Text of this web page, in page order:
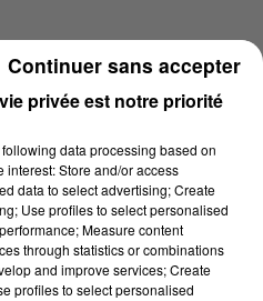
privée est notre priorité
data processing based on
Store and/or access
data to select advertising; Create
Use profiles to select personalised
Measure content
through statistics or combinations
and improve services; Create
profiles to select personalised
Continuer sans accepter